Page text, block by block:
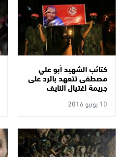
كتائب الشهيد أبو علي
مصطفى تتعهد بالرد على
جريمة اغتيال النايف
10 يونيو 2016